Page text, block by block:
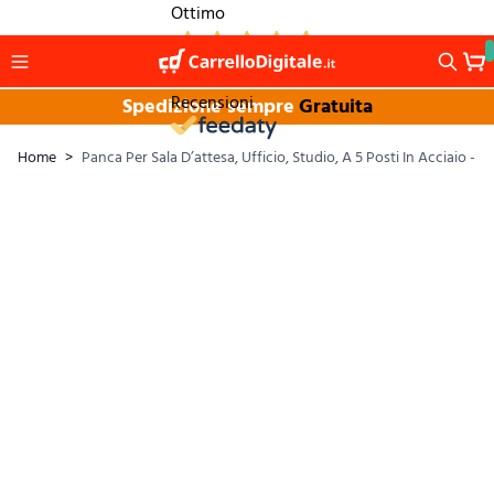
Ottimo
1.264
Recensioni
Spedizione sempreGratuita
Home > Panca Per Sala D’attesa, Ufficio, Studio, A 5 Posti In Acciaio -